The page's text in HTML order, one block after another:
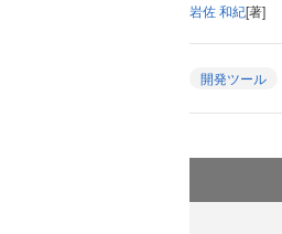
岩佐 和紀[著]
開発ツール